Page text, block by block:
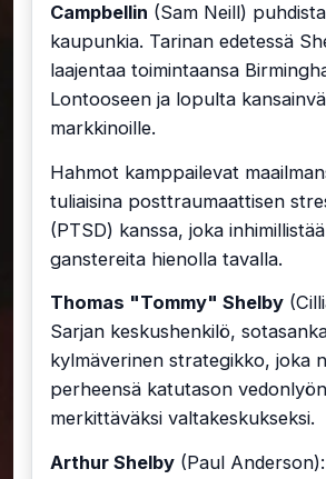
Campbellin (Sam Neill)
kaupunkia. Tarinan edetessä
laajentaa toimintaansa
Lontooseen ja lopulta
markkinoille.
Hahmot kamppailevat
tuliaisina posttraumaattisen
(PTSD) kanssa, joka
ganstereita hienolla tavalla.
Thomas "Tommy" Shelby
Sarjan keskushenkilö,
kylmäverinen strategikko, joka
perheensä katutason
merkittäväksi valtakeskukseksi.
Arthur Shelby (Paul